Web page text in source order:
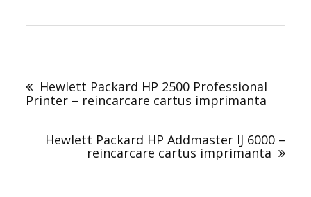
navigation
Hewlett Packard HP 2500 Professional
Printer – reincarcare cartus imprimanta
Hewlett Packard HP Addmaster IJ 6000 –
reincarcare cartus imprimanta